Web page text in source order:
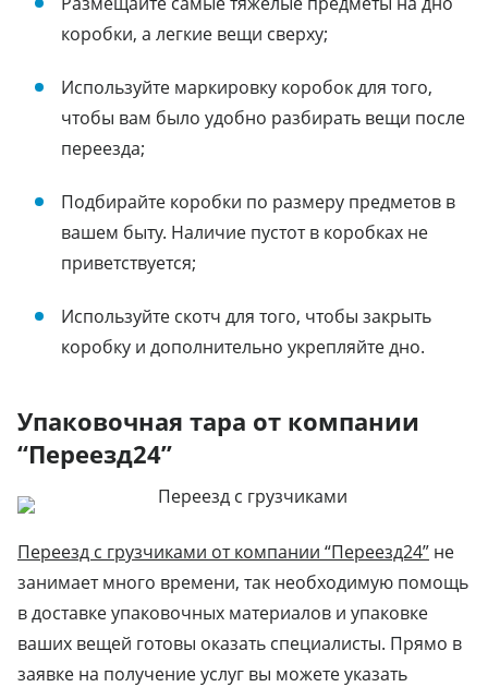
коробки, а легкие вещи сверху;
Используйте маркировку коробок для того,
чтобы вам было удобно разбирать вещи после
переезда;
Подбирайте коробки по размеру предметов в
вашем быту. Наличие пустот в коробках не
приветствуется;
Используйте скотч для того, чтобы закрыть
коробку и дополнительно укрепляйте дно.
Упаковочная тара от компании
“Переезд24”
Переезд с грузчиками от компании “Переезд24” не
занимает много времени, так необходимую помощь
в доставке упаковочных материалов и упаковке
ваших вещей готовы оказать специалисты. Прямо в
заявке на получение услуг вы можете указать